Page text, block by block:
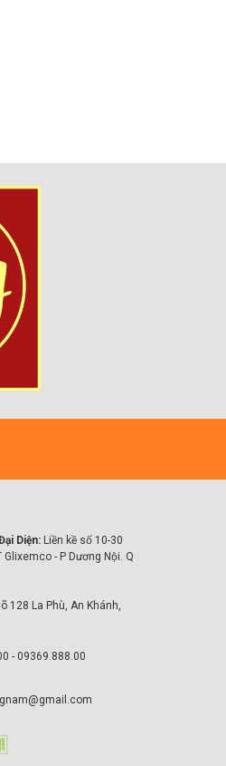
Diện: Liền kề số 10-30
Glixemco - P Dương Nội. Q
128 La Phù, An Khánh,
- 09369.888.00